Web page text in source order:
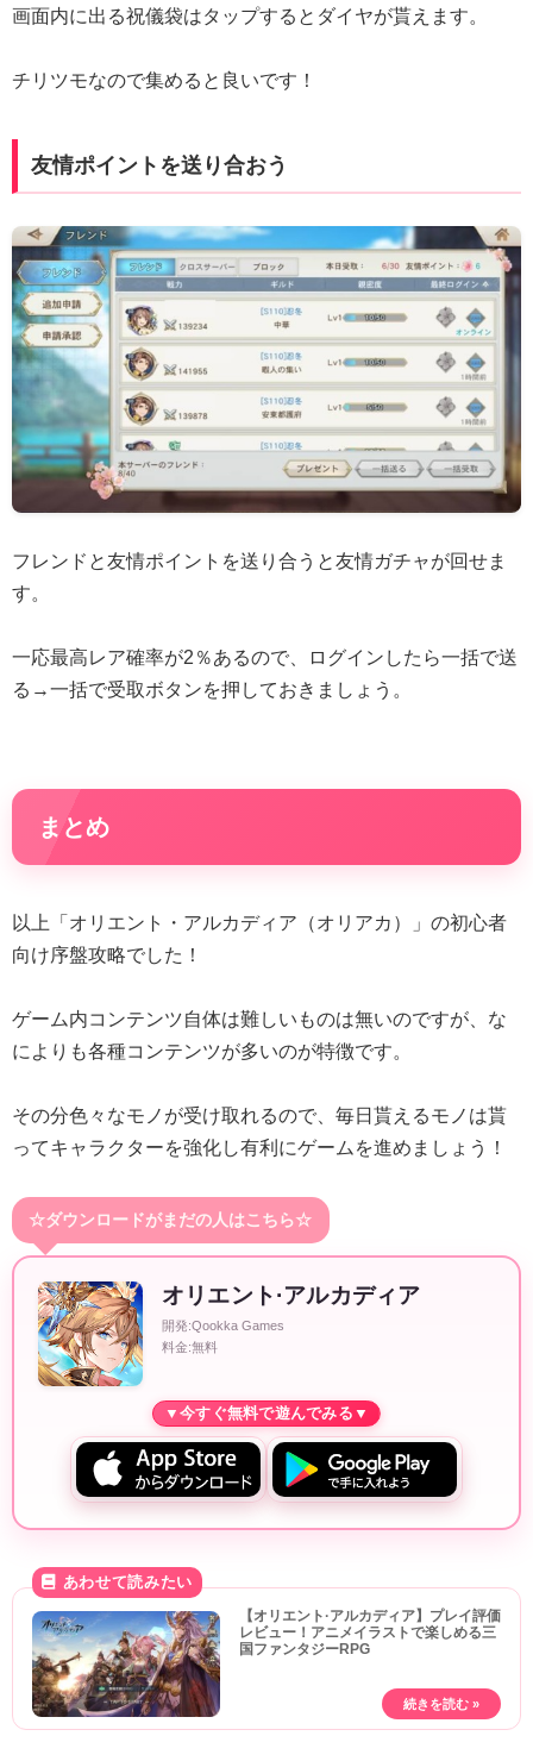
画面内に出る祝儀袋はタップするとダイヤが貰えます。
チリツモなので集めると良いです！
友情ポイントを送り合おう
フレンドと友情ポイントを送り合うと友情ガチャが回せま
す。
一応最高レア確率が2％あるので、ログインしたら一括で送
る→一括で受取ボタンを押しておきましょう。
まとめ
以上「オリエント・アルカディア（オリアカ）」の初心者
向け序盤攻略でした！
ゲーム内コンテンツ自体は難しいものは無いのですが、な
によりも各種コンテンツが多いのが特徴です。
その分色々なモノが受け取れるので、毎日貰えるモノは貰
ってキャラクターを強化し有利にゲームを進めましょう！
☆ダウンロードがまだの人はこちら☆
オリエント·アルカディア
開発:Qookka Games
料金:無料
【オリエント·アルカディア】プレイ評価
レビュー！アニメイラストで楽しめる三
国ファンタジーRPG